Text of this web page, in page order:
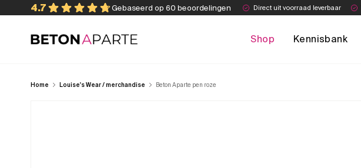
4.7 Gebaseerd op 60 beoordelingen Direct uit voorraad leverbaar
Beton Aparte Shop Kennisbank
Home Louise's Wear / merchandise Beton Aparte pen roze